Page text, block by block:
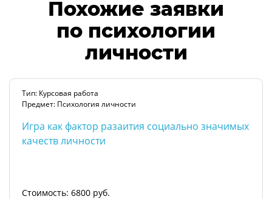
Похожие заявки
по психологии
личности
Тип: Курсовая работа
Предмет: Психология личности
Игра как фактор разаития социально значимых
качеств личности
Стоимость: 6800 руб.